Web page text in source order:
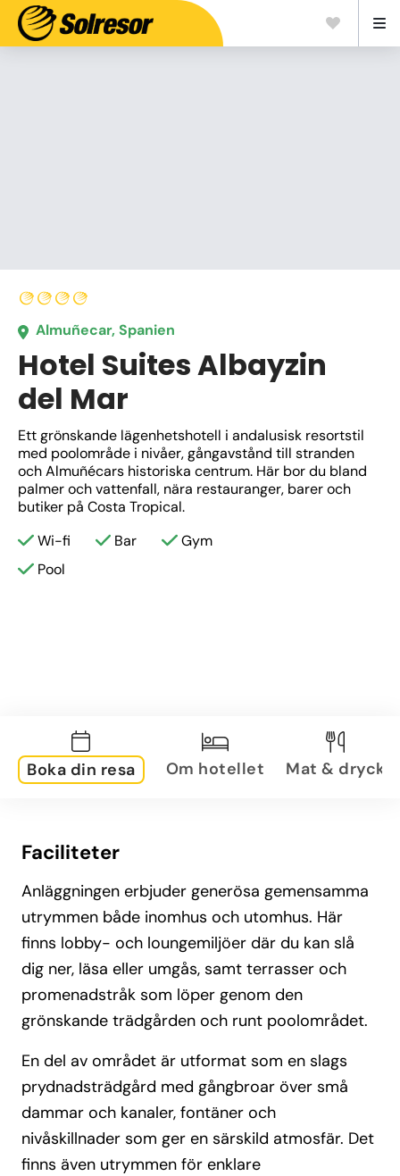
Almuñecar, Spanien
Hotel Suites Albayzin
del Mar
Ett grönskande lägenhetshotell i andalusisk resortstil
med poolområde i nivåer, gångavstånd till stranden
och Almuñécars historiska centrum. Här bor du bland
palmer och vattenfall, nära restauranger, barer och
butiker på Costa Tropical.
Wi-fi
Bar
Gym
Pool
Boka din resa Om hotellet Mat & dryck
Faciliteter
Anläggningen erbjuder generösa gemensamma
utrymmen både inomhus och utomhus. Här
finns lobby- och loungemiljöer där du kan slå
dig ner, läsa eller umgås, samt terrasser och
promenadstråk som löper genom den
grönskande trädgården och runt poolområdet.
En del av området är utformat som en slags
prydnadsträdgård med gångbroar över små
dammar och kanaler, fontäner och
nivåskillnader som ger en särskild atmosfär. Det
finns även utrymmen för enklare